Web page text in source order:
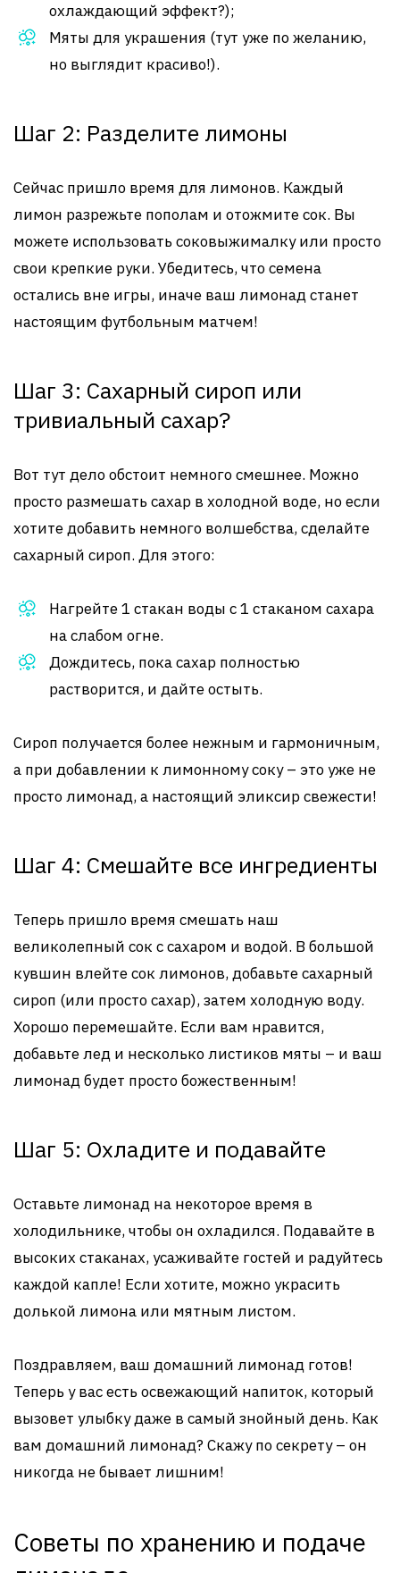
охлаждающий эффект?);
Мяты для украшения (тут уже по желанию,
но выглядит красиво!).
Шаг 2: Разделите лимоны
Сейчас пришло время для лимонов. Каждый
лимон разрежьте пополам и отожмите сок. Вы
можете использовать соковыжималку или просто
свои крепкие руки. Убедитесь, что семена
остались вне игры, иначе ваш лимонад станет
настоящим футбольным матчем!
Шаг 3: Сахарный сироп или
тривиальный сахар?
Вот тут дело обстоит немного смешнее. Можно
просто размешать сахар в холодной воде, но если
хотите добавить немного волшебства, сделайте
сахарный сироп. Для этого:
Нагрейте 1 стакан воды с 1 стаканом сахара
на слабом огне.
Дождитесь, пока сахар полностью
растворится, и дайте остыть.
Сироп получается более нежным и гармоничным,
а при добавлении к лимонному соку – это уже не
просто лимонад, а настоящий эликсир свежести!
Шаг 4: Смешайте все ингредиенты
Теперь пришло время смешать наш
великолепный сок с сахаром и водой. В большой
кувшин влейте сок лимонов, добавьте сахарный
сироп (или просто сахар), затем холодную воду.
Хорошо перемешайте. Если вам нравится,
добавьте лед и несколько листиков мяты – и ваш
лимонад будет просто божественным!
Шаг 5: Охладите и подавайте
Оставьте лимонад на некоторое время в
холодильнике, чтобы он охладился. Подавайте в
высоких стаканах, усаживайте гостей и радуйтесь
каждой капле! Если хотите, можно украсить
долькой лимона или мятным листом.
Поздравляем, ваш домашний лимонад готов!
Теперь у вас есть освежающий напиток, который
вызовет улыбку даже в самый знойный день. Как
вам домашний лимонад? Скажу по секрету – он
никогда не бывает лишним!
Советы по хранению и подаче